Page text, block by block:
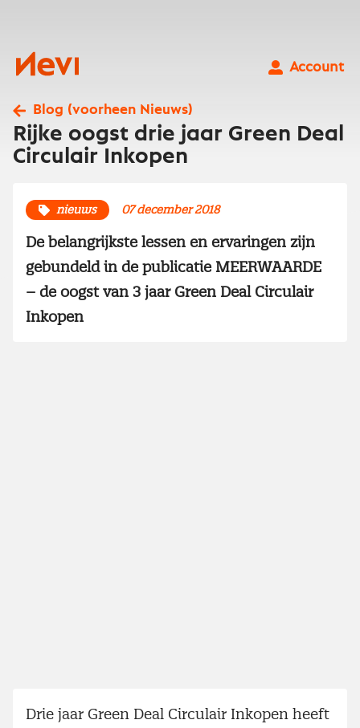
Nevi
Account
Blog (voorheen Nieuws)
Rijke oogst drie jaar Green Deal
Circulair Inkopen
nieuws 07 december 2018
De belangrijkste lessen en ervaringen zijn
gebundeld in de publicatie MEERWAARDE
– de oogst van 3 jaar Green Deal Circulair
Inkopen
Drie jaar Green Deal Circulair Inkopen heeft